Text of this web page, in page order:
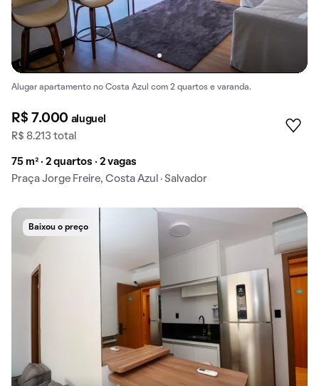
Alugar apartamento no Costa Azul com 2 quartos e varanda.
R$ 7.000 aluguel
R$ 8.213 total
75 m² · 2 quartos · 2 vagas
Praça Jorge Freire, Costa Azul · Salvador
Baixou o preço